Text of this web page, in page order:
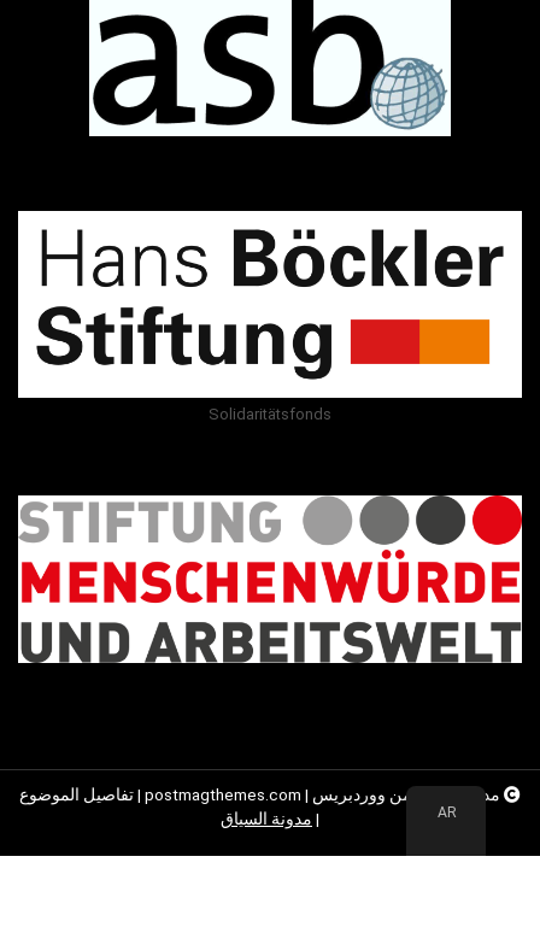
Solidaritätsfonds
مدعوم بفخر من ووردبريس |
postmagthemes.com
|تفاصيل الموضوع
| مدونة السياق AR